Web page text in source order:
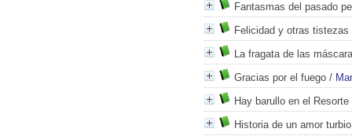
Fantasmas del pasado
Felicidad y otras tistezas
La fragata de las
Gracias por el fuego /
Hay barullo en el Resorte
Historia de un amor turbio